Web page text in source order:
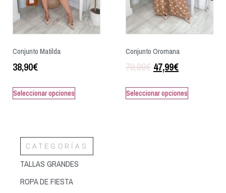
CATEGORÍAS
TALLAS GRANDES
ROPA DE FIESTA
Conjunto Matilda
38,90€
Seleccionar opciones
Conjunto Oromana
79,99€ 47,99€
Seleccionar opciones